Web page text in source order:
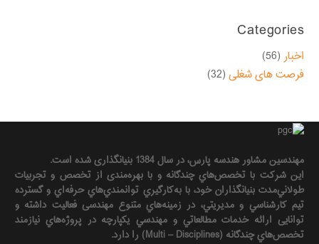
Categories
اخبار (56)
فرصت های شغلی (32)
مهندسين مشاور هندسه‌ پارس، در سال 1384 بنیانگذاری شده است.
این شرکت با تخصص‌هاي چندگانه و با بهره‌مندی از تخصص و تجربيات
طولاني‌مدت بنيانگذاران خود، با به‌كارگيري توانمندي‌هاي حرفه‌اي و گسترده
تيم كارشناسي و مديريتي، در زمينه‌هاي متنوع مهندسی فعاليت داشته و
توانایی ارائه خدمات مطالعاتي و مهندسي يكپارچه در پروژه‌هاي نيازمند
تخصص‌هاي چندگانه (Multi – Disciplines) را دارد.